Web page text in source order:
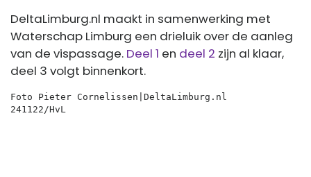
DeltaLimburg.nl maakt in samenwerking met
Waterschap Limburg een drieluik over de aanleg
van de vispassage. Deel 1 en deel 2 zijn al klaar,
deel 3 volgt binnenkort.
Foto Pieter Cornelissen|DeltaLimburg.nl
241122/HvL